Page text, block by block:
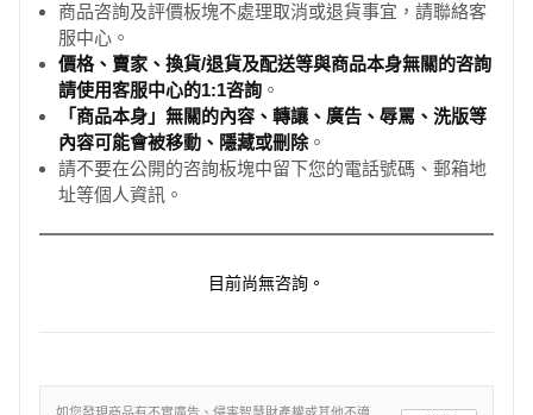
商品咨詢及評價板塊不處理取消或退貨事宜，請聯絡客
服中心。
價格、賣家、換貨/退貨及配送等與商品本身無關的咨詢
請使用客服中心的1:1咨詢 。
「商品本身」無關的內容、轉讓、廣告、辱罵、洗版等
內容可能會被移動、隱藏或刪除。
請不要在公開的咨詢板塊中留下您的電話號碼、郵箱地
址等個人資訊。
目前尚無咨詢。